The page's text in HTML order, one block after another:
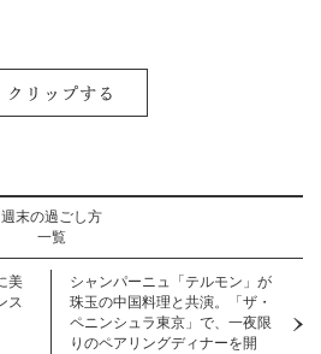
週末の過ごし方
一覧
美
ス
シャンパーニュ「テルモン」が
珠玉の中国料理と共演。「ザ・
ペニンシュラ東京」で、一夜限
りのペアリングディナーを開